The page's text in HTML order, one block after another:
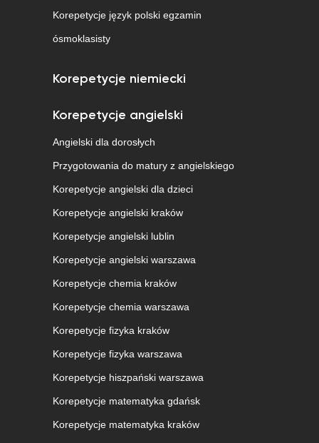
Korepetycje język polski egzamin
ósmoklasisty
Korepetycje niemiecki
Korepetycje angielski
Angielski dla dorosłych
Przygotowania do matury z angielskiego
Korepetycje angielski dla dzieci
Korepetycje angielski kraków
Korepetycje angielski lublin
Korepetycje angielski warszawa
Korepetycje chemia kraków
Korepetycje chemia warszawa
Korepetycje fizyka kraków
Korepetycje fizyka warszawa
Korepetycje hiszpański warszawa
Korepetycje matematyka gdańsk
Korepetycje matematyka kraków